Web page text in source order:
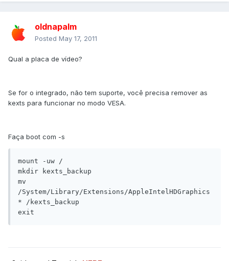
oldnapalm
Posted May 17, 2011
Qual a placa de vídeo?
Se for o integrado, não tem suporte, você precisa remover as
kexts para funcionar no modo VESA.
Faça boot com -s
mount -uw /
mkdir kexts_backup
mv
/System/Library/Extensions/AppleIntelHDGraphics
* /kexts_backup